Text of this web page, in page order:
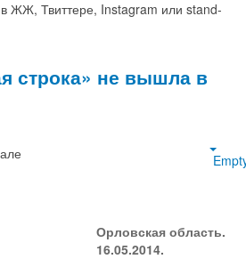
ЖЖ, Твиттере, Instagram или stand-
строка» не вышла в
Орловская область.
16.05.2014.